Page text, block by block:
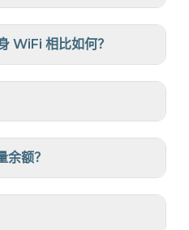
WiFi 相比如何？
额？